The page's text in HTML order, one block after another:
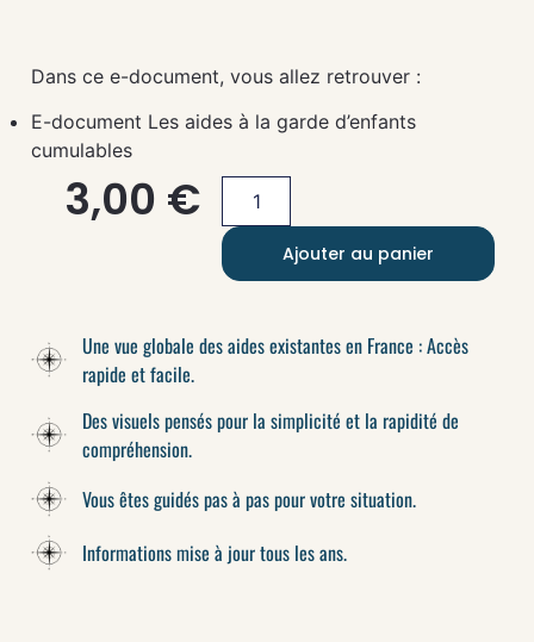
Dans ce e-document, vous allez retrouver :
E-document Les aides à la garde d’enfants
cumulables
3,00 €
Ajouter au panier
Une vue globale des aides existantes en France : Accès
rapide et facile.
Des visuels pensés pour la simplicité et la rapidité de
compréhension.
Vous êtes guidés pas à pas pour votre situation.
Informations mise à jour tous les ans.